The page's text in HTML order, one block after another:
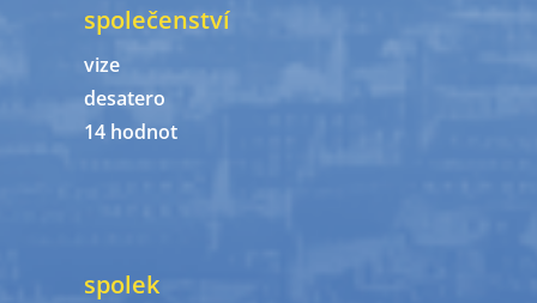
společenství
vize
desatero
14 hodnot
spolek